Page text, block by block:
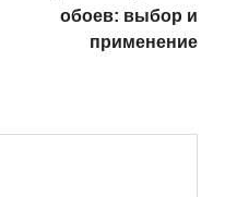
обоев: выбор и
применение